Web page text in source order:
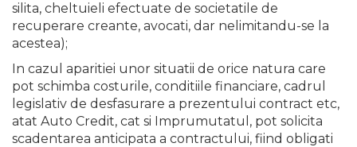
silita, cheltuieli efectuate de societatile de
recuperare creante, avocati, dar nelimitandu-se la
acestea);
In cazul aparitiei unor situatii de orice natura care
pot schimba costurile, conditiile financiare, cadrul
legislativ de desfasurare a prezentului contract etc,
atat Auto Credit, cat si Imprumutatul, pot solicita
scadentarea anticipata a contractului, fiind obligati